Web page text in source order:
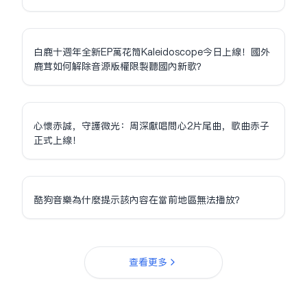
白鹿十週年全新EP萬花筒Kaleidoscope今日上線！國外
鹿茸如何解除音源版權限制聽國內新歌？
心懷赤誠，守護微光：周深獻唱問心2片尾曲，歌曲赤子
正式上線！
酷狗音樂為什麼提示該內容在當前地區無法播放？
查看更多